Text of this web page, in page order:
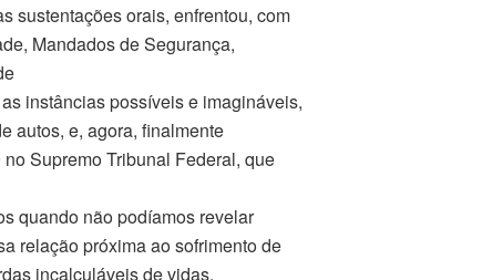
sustentações orais, enfrentou, com
Mandados de Segurança,
instâncias possíveis e imagináveis,
autos, e, agora, finalmente
Supremo Tribunal Federal, que
quando não podíamos revelar
relação próxima ao sofrimento de
incalculáveis de vidas,